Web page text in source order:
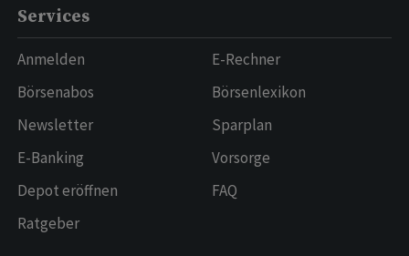
Services
Anmelden
Börsenabos
Newsletter
E-Banking
Depot eröffnen
Ratgeber
E-Rechner
Börsenlexikon
Sparplan
Vorsorge
FAQ